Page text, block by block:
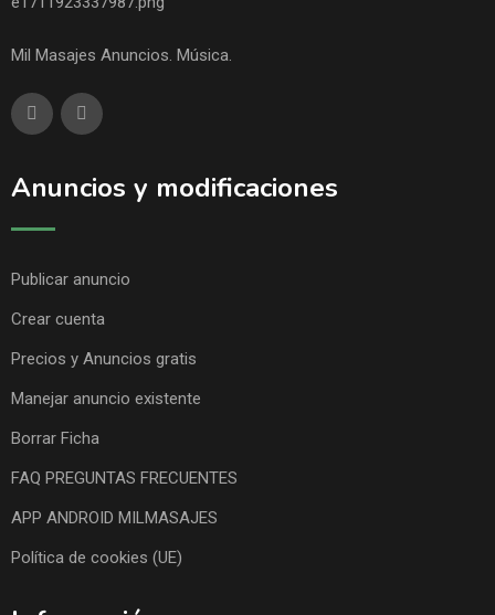
Mil Masajes Anuncios. Música.
Anuncios y modificaciones
Publicar anuncio
Crear cuenta
Precios y Anuncios gratis
Manejar anuncio existente
Borrar Ficha
FAQ PREGUNTAS FRECUENTES
APP ANDROID MILMASAJES
Política de cookies (UE)